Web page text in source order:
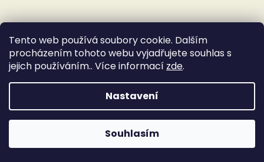
Tento web používá soubory cookie. Dalším
procházením tohoto webu vyjadřujete souhlas s
jejich používáním.. Více informací zde.
Nastavení
Souhlasím
Vytvořil Shoptet
Copyright 2026Andante. Všechna práva
vyhrazena.